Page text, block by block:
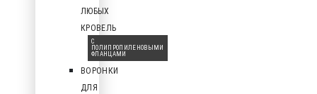
ЛЮБЫХ
КРОВЕЛЬ
С
ПОЛИПРОПИЛЕНОВЫМИ
ФЛАНЦАМИ
ВОРОНКИ
ДЛЯ